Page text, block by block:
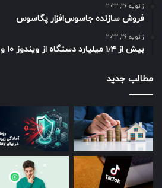
ژانویه 26, 2022
فروش سازنده جاسوس‌افزار پگاسوس
ژانویه 26, 2022
بیش از ۱٫۴ میلیارد دستگاه از ویندوز ۱۰ و ویندوز ۱۱ استفاده می‌کنند
مطالب جدید